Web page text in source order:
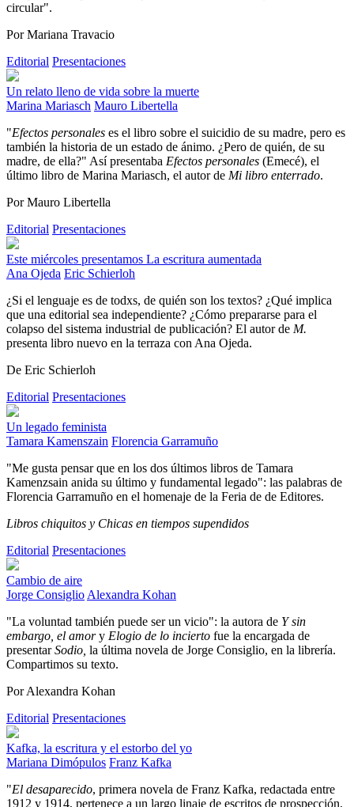
circular".
Por Mariana Travacio
Editorial Presentaciones
Un relato lleno de vida sobre la muerte
Marina Mariasch Mauro Libertella
"Efectos personales es el libro sobre el suicidio de su madre, pero es
también la historia de un estado de ánimo. ¿Pero de quién, de su
madre, de ella?" Así presentaba Efectos personales (Emecé), el
último libro de Marina Mariasch, el autor de Mi libro enterrado.
Por Mauro Libertella
Editorial Presentaciones
Este miércoles presentamos La escritura aumentada
Ana Ojeda Eric Schierloh
¿Si el lenguaje es de todxs, de quién son los textos? ¿Qué implica
que una editorial sea independiente? ¿Cómo prepararse para el
colapso del sistema industrial de publicación? El autor de M.
presenta libro nuevo en la terraza con Ana Ojeda.
De Eric Schierloh
Editorial Presentaciones
Un legado feminista
Tamara Kamenszain Florencia Garramuño
"Me gusta pensar que en los dos últimos libros de Tamara
Kamenzsain anida su último y fundamental legado": las palabras de
Florencia Garramuño en el homenaje de la Feria de de Editores.
Libros chiquitos y Chicas en tiempos supendidos
Editorial Presentaciones
Cambio de aire
Jorge Consiglio Alexandra Kohan
"La voluntad también puede ser un vicio": la autora de Y sin
embargo, el amory Elogio de lo incierto fue la encargada de
presentarSodio, la última novela de Jorge Consiglio, en la librería.
Compartimos su texto.
Por Alexandra Kohan
Editorial Presentaciones
Kafka, la escritura y el estorbo del yo
Mariana Dimópulos Franz Kafka
"El desaparecido, primera novela de Franz Kafka, redactada entre
1912 y 1914, pertenece a un largo linaje de escritos de prospección,